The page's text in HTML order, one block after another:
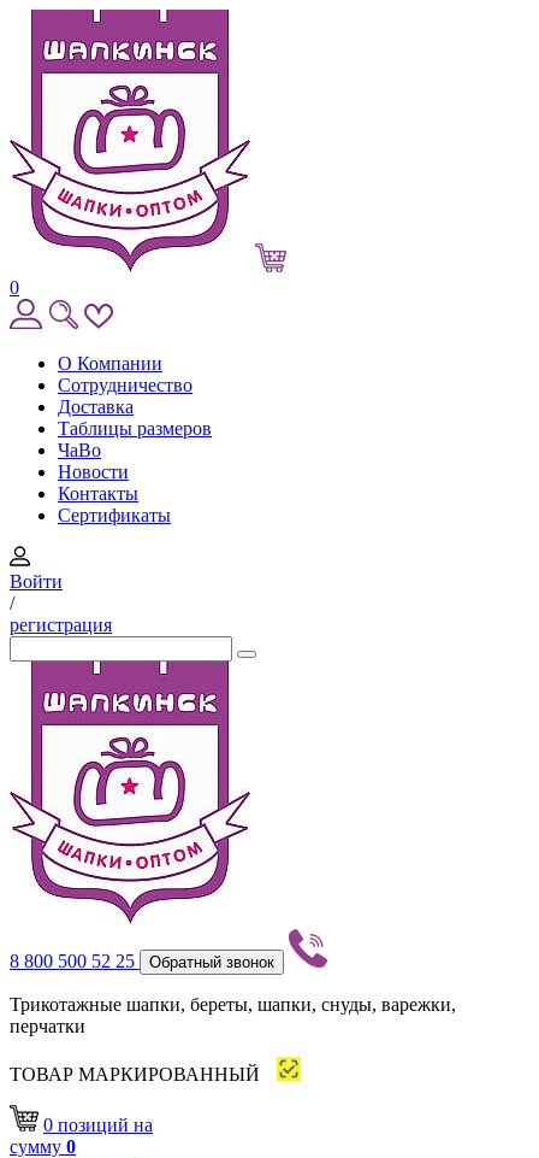
0
О Компании
Сотрудничество
Доставка
Таблицы размеров
ЧаВо
Новости
Контакты
Сертификаты
Войти
/
регистрация
8 800 500 52 25 Обратный звонок
Трикотажные шапки, береты, шапки, снуды, варежки,
перчатки
ТОВАР МАРКИРОВАННЫЙ
0 позиций на
сумму 0